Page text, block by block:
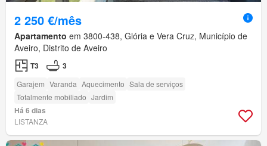
2 250 €/mês
Apartamento em 3800-438, Glória e Vera Cruz, Município de
Aveiro, Distrito de Aveiro
T3 3
Garajem Varanda Aquecimento Sala de serviços
Totalmente mobiliado Jardim
Há 6 dias
LISTANZA